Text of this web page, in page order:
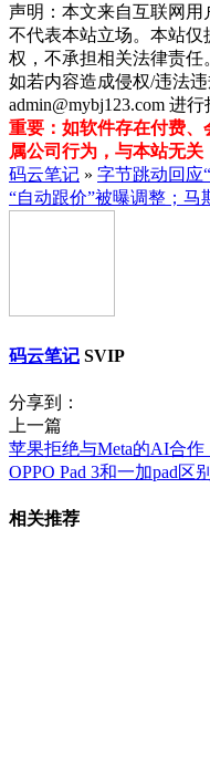
声明：本文来自互联网用
不代表本站立场。本站
权，不承担相关法律责任
如若内容造成侵权/违法
admin@mybj123.com 进
重要：如软件存在付费
属公司行为，与本站无
码云笔记 » 字节跳动回应
“自动跟价”被曝调整；马
码云笔记 SVIP
分享到：
上一篇
苹果拒绝与Meta的AI合
OPPO Pad 3和一加pad区
相关推荐